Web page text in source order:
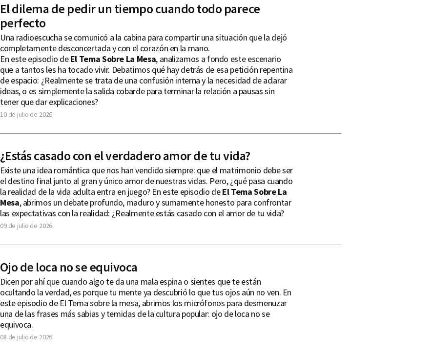
El dilema de pedir un tiempo cuando todo parece
perfecto
Una radioescucha se comunicó a la cabina para compartir una situación que la dejó
completamente desconcertada y con el corazón en la mano.
En este episodio deEl Tema Sobre La Mesa, analizamos a fondo este escenario
que a tantos les ha tocado vivir. Debatimos qué hay detrás de esa petición repentina
de espacio: ¿Realmente se trata de una confusión interna y la necesidad de aclarar
ideas, o es simplemente la salida cobarde para terminar la relación a pausas sin
tener que dar explicaciones?
10 de julio de 2026
¿Estás casado con el verdadero amor de tu vida?
Existe una idea romántica que nos han vendido siempre: que el matrimonio debe ser
el destino final junto al gran y único amor de nuestras vidas. Pero, ¿qué pasa cuando
la realidad de la vida adulta entra en juego? En este episodio deEl Tema Sobre La
Mesa, abrimos un debate profundo, maduro y sumamente honesto para confrontar
las expectativas con la realidad: ¿Realmente estás casado con el amor de tu vida?
09 de julio de 2026
Ojo de loca no se equivoca
Dicen por ahí que cuando algo te da una mala espina o sientes que te están
ocultando la verdad, es porque tu mente ya descubrió lo que tus ojos aún no ven. En
este episodio de El Tema sobre la mesa, abrimos los micrófonos para desmenuzar
una de las frases más sabias y temidas de la cultura popular: ojo de loca no se
equivoca.
08 de julio de 2026